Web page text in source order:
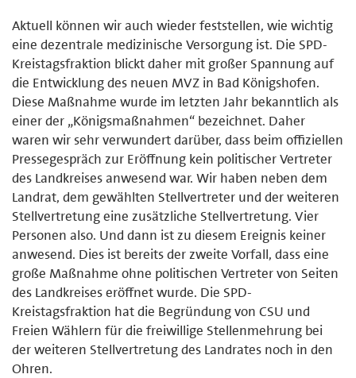
Aktuell können wir auch wieder feststellen, wie wichtig
eine dezentrale medizinische Versorgung ist. Die SPD-
Kreistagsfraktion blickt daher mit großer Spannung auf
die Entwicklung des neuen MVZ in Bad Königshofen.
Diese Maßnahme wurde im letzten Jahr bekanntlich als
einer der „Königsmaßnahmen“ bezeichnet. Daher
waren wir sehr verwundert darüber, dass beim offiziellen
Pressegespräch zur Eröffnung kein politischer Vertreter
des Landkreises anwesend war. Wir haben neben dem
Landrat, dem gewählten Stellvertreter und der weiteren
Stellvertretung eine zusätzliche Stellvertretung. Vier
Personen also. Und dann ist zu diesem Ereignis keiner
anwesend. Dies ist bereits der zweite Vorfall, dass eine
große Maßnahme ohne politischen Vertreter von Seiten
des Landkreises eröffnet wurde. Die SPD-
Kreistagsfraktion hat die Begründung von CSU und
Freien Wählern für die freiwillige Stellenmehrung bei
der weiteren Stellvertretung des Landrates noch in den
Ohren.